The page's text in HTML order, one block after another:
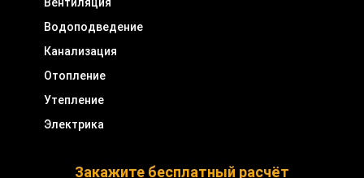
Водоподведение
Канализация
Отопление
Утепление
Электрика
Закажите бесплатный расчёт